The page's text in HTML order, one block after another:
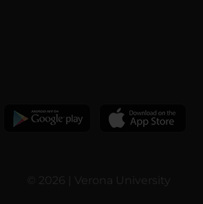
© 2026 | Verona University